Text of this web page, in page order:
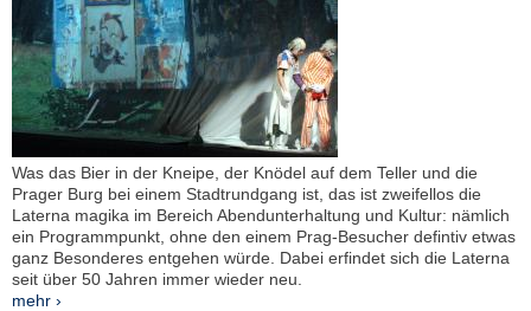
Was das Bier in der Kneipe, der Knödel auf dem Teller und die
Prager Burg bei einem Stadtrundgang ist, das ist zweifellos die
Laterna magika im Bereich Abendunterhaltung und Kultur: nämlich
ein Programmpunkt, ohne den einem Prag-Besucher defintiv etwas
ganz Besonderes entgehen würde. Dabei erfindet sich die Laterna
seit über 50 Jahren immer wieder neu.
mehr ›